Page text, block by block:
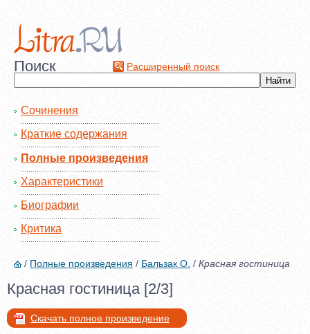
Поиск Расширенный поиск
Сочинения
Краткие содержания
Полные произведения
Характеристики
Биографии
Критика
/ Полные произведения / Бальзак О. / Красная гостиница
Красная гостиница [2/3]
Скачать полное произведение